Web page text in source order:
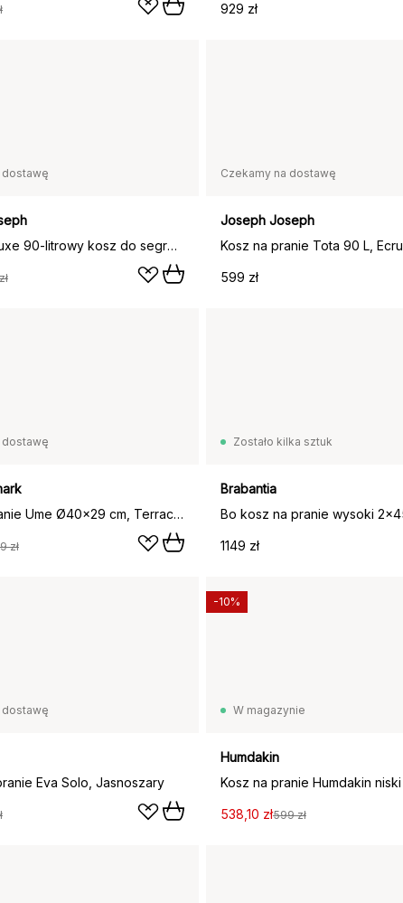
929 zł
dostawę
Tota Trio Luxe 90-litrowy kosz do segregacji prania, Ecru
Czekamy na dostawę
Joseph Joseph
Kosz na pranie Tota 90 L, Ecru
599 zł
dostawę
Kosz na pranie Ume Ø40x29 cm, Terracotta
zł
Zostało kilka sztuk
Brabantia
1149 zł
dostawę
Eva Solo, Jasnoszary
W magazynie
Humdakin
538,10 zł599 zł
-10%